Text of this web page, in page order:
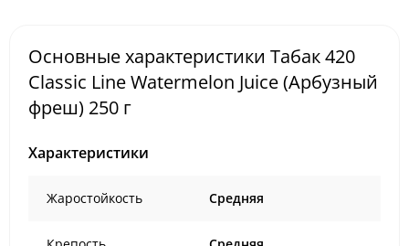
Основные характеристики Табак 420
Classic Line Watermelon Juice (Арбузный
фреш) 250 г
Характеристики
Жаростойкость Средняя